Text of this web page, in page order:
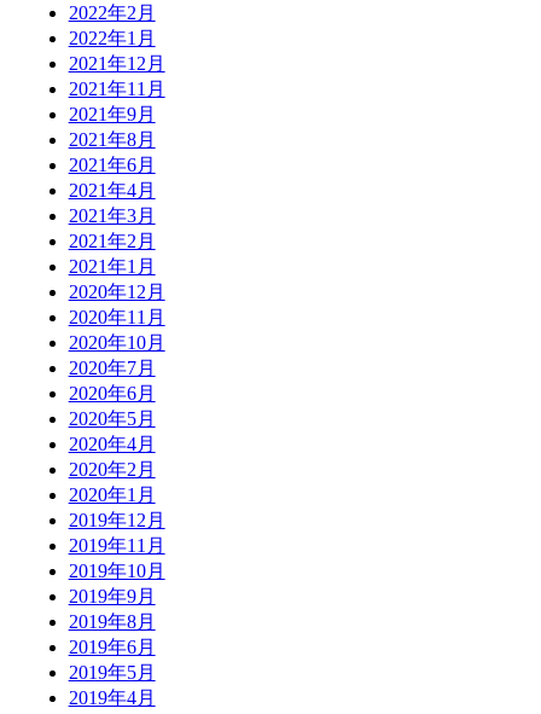
2022年2月
2022年1月
2021年12月
2021年11月
2021年9月
2021年8月
2021年6月
2021年4月
2021年3月
2021年2月
2021年1月
2020年12月
2020年11月
2020年10月
2020年7月
2020年6月
2020年5月
2020年4月
2020年2月
2020年1月
2019年12月
2019年11月
2019年10月
2019年9月
2019年8月
2019年6月
2019年5月
2019年4月